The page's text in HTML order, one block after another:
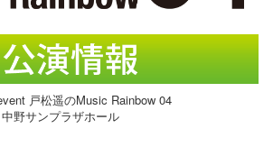
戸松遥のMusic Rainbow 04
野サンプラザホール